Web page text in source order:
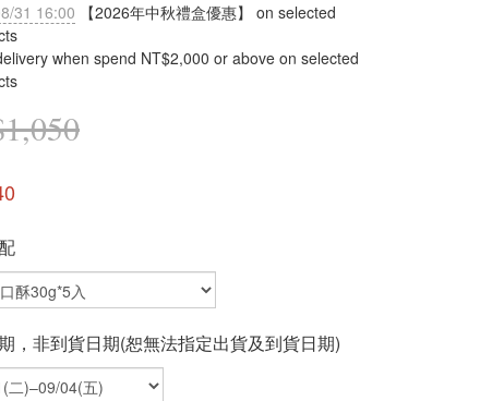
31 16:00 【2026年中秋禮盒優惠】 on selected
when spend NT$2,000 or above on selected
，非到貨日期(恕無法指定出貨及到貨日期)